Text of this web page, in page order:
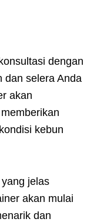
dengan
dan selera Anda
akan
kebun
jelas
akan mulai
dan